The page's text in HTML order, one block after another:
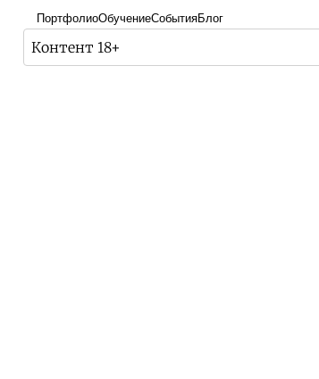
ПортфолиоОбучениеСобытияБлог
Контент 18+